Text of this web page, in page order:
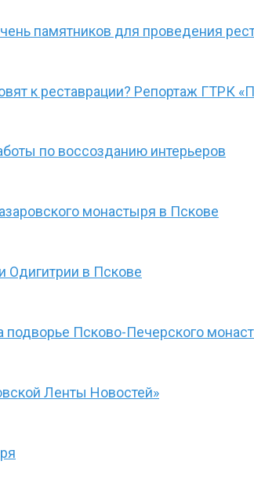
памятников для проведения
к реставрации? Репортаж ГТРК
по воссозданию интерьеров
монастыря в Пскове
Одигитрии в Пскове
Псково-Печерского
Ленты Новостей»